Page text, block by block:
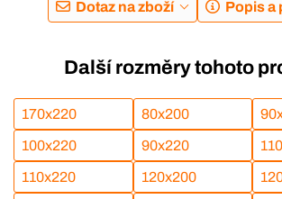
Dotaz na zboží Popis a
Další rozměry tohoto
170x220 80x200
100x220 90x220
110x220 120x200